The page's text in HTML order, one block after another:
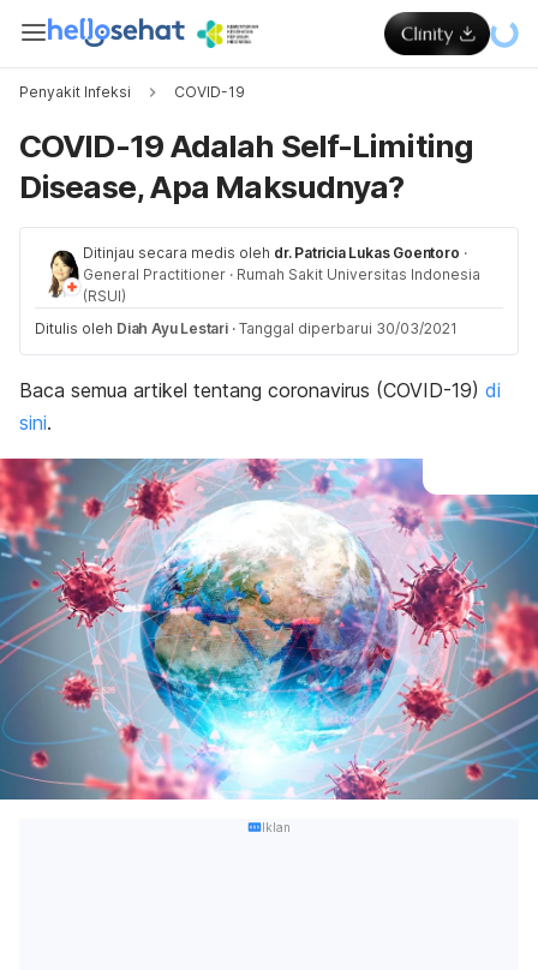
Penyakit Infeksi COVID-19
COVID-19 Adalah Self-Limiting
Disease, Apa Maksudnya?
Ditinjau secara medis oleh dr. Patricia Lukas Goentoro ·
General Practitioner · Rumah Sakit Universitas Indonesia
(RSUI)
Ditulis oleh Diah Ayu Lestari · Tanggal diperbarui 30/03/2021
Baca semua artikel tentang coronavirus (COVID-19) di
sini.
Iklan